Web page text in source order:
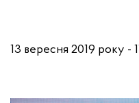
13 вересня 2019 року -